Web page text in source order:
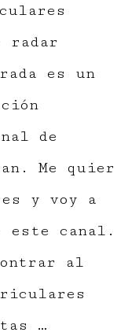
radar
es un
de
Me quier
y voy a
este canal.
al
…